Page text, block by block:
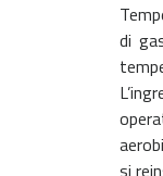
di
si